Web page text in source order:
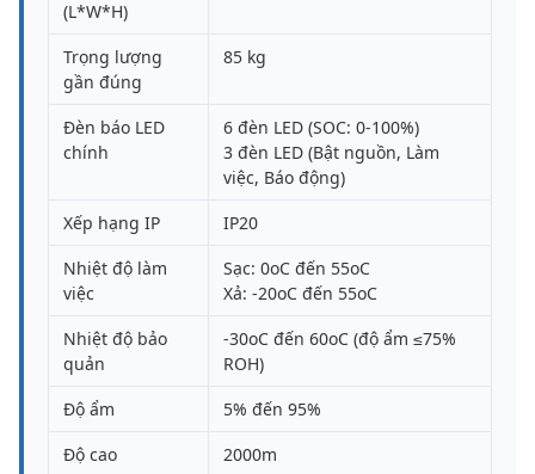
(L*W*H)
Trọng lượng
gần đúng
85 kg
Đèn báo LED
chính
6 đèn LED (SOC: 0-100%)
3 đèn LED (Bật nguồn, Làm
việc, Báo động)
Xếp hạng IP
IP20
Nhiệt độ làm
việc
Sạc: 0oC đến 55oC
Xả: -20oC đến 55oC
Nhiệt độ bảo
quản
-30oC đến 60oC (độ ẩm ≤75%
ROH)
Độ ẩm
5% đến 95%
Độ cao
2000m